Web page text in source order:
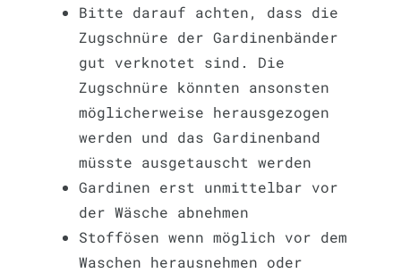
Bitte darauf achten, dass die
Zugschnüre der Gardinenbänder
gut verknotet sind. Die
Zugschnüre könnten ansonsten
möglicherweise herausgezogen
werden und das Gardinenband
müsste ausgetauscht werden
Gardinen erst unmittelbar vor
der Wäsche abnehmen
Stoffösen wenn möglich vor dem
Waschen herausnehmen oder